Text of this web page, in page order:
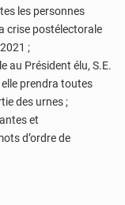
les personnes
crise postélectorale
;
au Président élu, S.E.
prendra toutes
des urnes ;
et
d’ordre de